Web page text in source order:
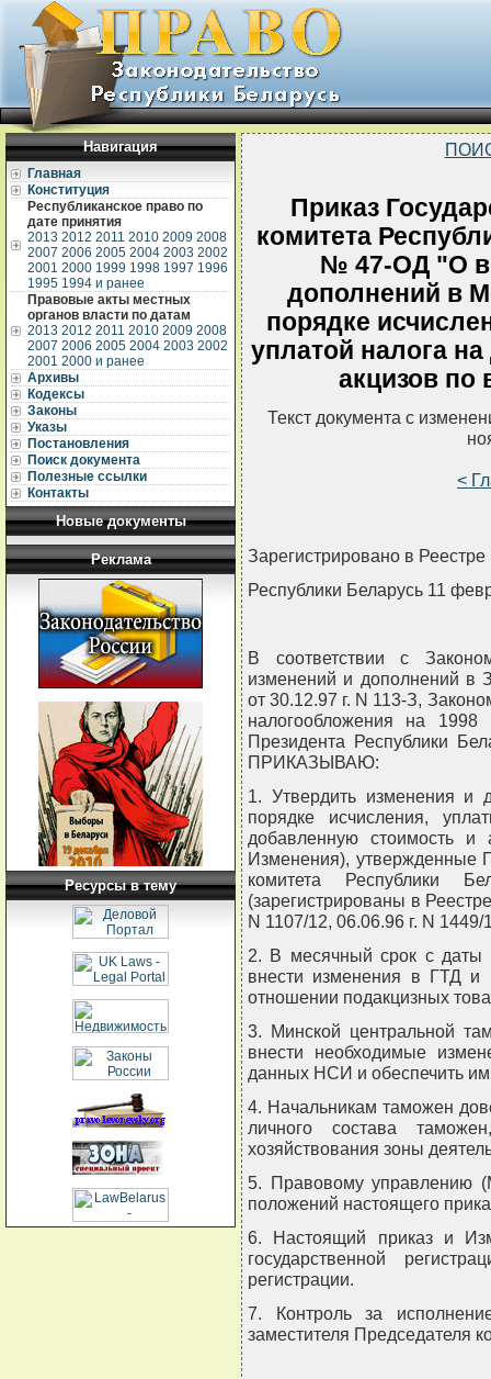
Навигация
Главная
Конституция
Республиканское право по
дате принятия
2013 2012 2011 2010 2009 2008
2007 2006 2005 2004 2003 2002
2001 2000 1999 1998 1997 1996
1995 1994 и ранее
Правовые акты местных
органов власти по датам
2013 2012 2011 2010 2009 2008
2007 2006 2005 2004 2003 2002
2001 2000 и ранее
Архивы
Кодексы
Законы
Указы
Постановления
Поиск документа
Полезные ссылки
Контакты
Новые документы
Реклама
Ресурсы в тему
Приказ
комитета
№ 47-ОД "О
дополнений в
порядке
уплатой налога
акцизов
Текст документа с
<
Зарегистрировано в Реестре
Республики Беларусь 11
В соответствии с
изменений и дополнений в
от 30.12.97 г. N 113-З,
налогообложения на
Президента Республики
ПРИКАЗЫВАЮ:
1. Утвердить изменения и
порядке исчисления,
добавленную стоимость
Изменения), утвержденные
комитета Республики
(зарегистрированы в
N 1107/12, 06.06.96 г. N
2. В месячный срок с даты
внести изменения в ГТД и
отношении подакцизных
3. Минской центральной
внести необходимые
данных НСИ и обеспечить
4. Начальникам таможен
личного состава
хозяйствования зоны
5. Правовому управлению
положений настоящего
6. Настоящий приказ и
государственной
регистрации.
7. Контроль за
заместителя Председателя